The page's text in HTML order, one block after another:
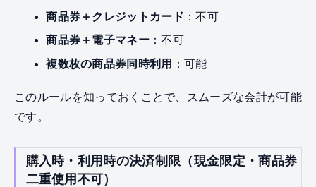
商品券＋クレジットカード ：不可
商品券＋電子マネー ：不可
複数枚の商品券同時利用
：可能
このルールを知っておくことで、スムーズな会計が可能
です。
購入時・利用時の決済制限（現金限定・商品券
二重使用不可）